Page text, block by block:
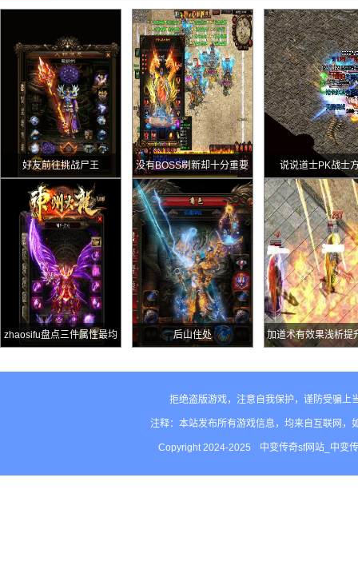
好友前往挑战尸王 没有BOSS刷新却十分重要
的地图幻境二层北
说说道士PK战士
zhaosifu盘点三件属性最均 后山住处 加道术有效果浅析提
拒绝盗版游戏，注意自我保护，谨防受骗上
注释：本站发布所有游戏信息，均来自互联网
Copyright 2024-2025 中变传奇sf网站_中变